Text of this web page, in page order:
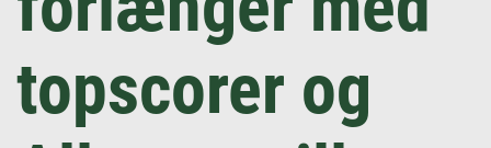
topscorer og